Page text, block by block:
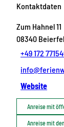
Kontaktdaten
Zum Hahnel 11
08340
+49 172
Website
Anreise mit
Anreise mit